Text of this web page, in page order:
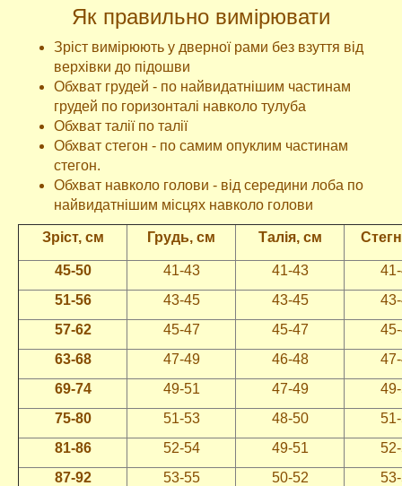
Як правильно вимірювати
Зріст вимірюють у дверної рами без взуття від
верхівки до підошви
Обхват грудей - по найвидатнішим частинам
грудей по горизонталі навколо тулуба
Обхват талії по талії
Обхват стегон - по самим опуклим частинам
стегон.
Обхват навколо голови - від середини лоба по
найвидатнішим місцях навколо голови
Зріст, см Грудь, см Талія, см
45-50 41-43 41-43
51-56
43-45 43-45
57-62
45-47 45-47
63-68
47-49 46-48
69-74
49-51 47-49
75-80
51-53 48-50
81-86
52-54 49-51
87-92
53-55 50-52